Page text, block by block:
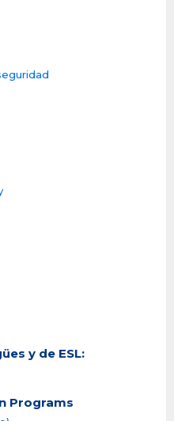
y de ESL:
Programs